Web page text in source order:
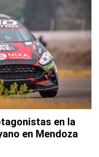
en la
en Mendoza